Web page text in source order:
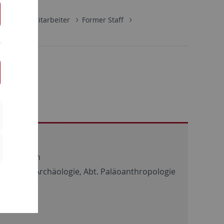
Mitarbeiter
Former Staff
Tübingen
Archäologie, Abt. Paläoanthropologie